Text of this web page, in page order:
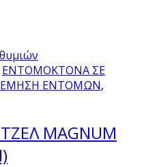
ΕΝΤΟΜΟΚΤΟΝΑ ΣΕ
ΕΝΤΟΜΩΝ,
MAGNUM